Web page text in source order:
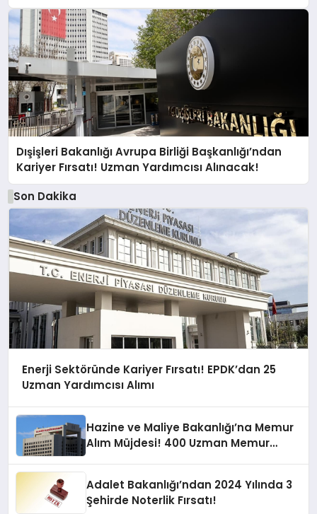
Dışişleri Bakanlığı Avrupa Birliği Başkanlığı’ndan
Kariyer Fırsatı! Uzman Yardımcısı Alınacak!
Son Dakika
Enerji Sektöründe Kariyer Fırsatı! EPDK’dan 25
Uzman Yardımcısı Alımı
Hazine ve Maliye Bakanlığı’na Memur
Alım Müjdesi! 400 Uzman Memur
Adalet Bakanlığı’ndan 2024 Yılında 3
Şehirde Noterlik Fırsatı!